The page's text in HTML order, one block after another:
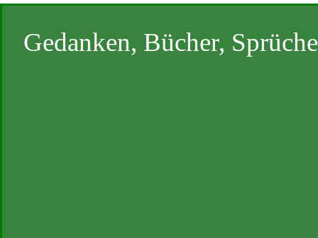
Gedanken, Bücher,